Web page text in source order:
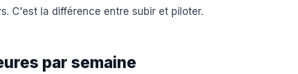
C'est la différence entre subir et piloter.
par semaine